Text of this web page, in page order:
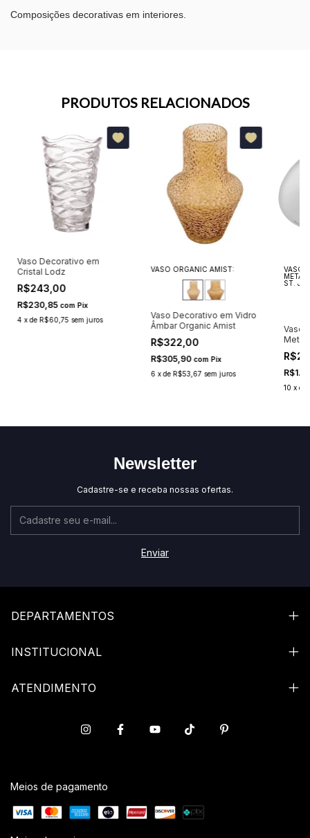
Composições decorativas em interiores.
PRODUTOS RELACIONADOS
Vaso Decorativo em
Cristal Lodz
R$243,00
R$230,85 com Pix
4 xde R$60,75 sem juros
VASO ORGANIC AMIST:
Vaso Decorativo em Vidro
Âmbar Organic Amist
R$322,00
R$305,90 com Pix
6 xde R$53,67 sem juros
VASO
ST.
Vaso
Metal
St.
10 x de
Newsletter
Cadastre-se e receba nossas ofertas.
DEPARTAMENTOS
INSTITUCIONAL
ATENDIMENTO
Meios de pagamento